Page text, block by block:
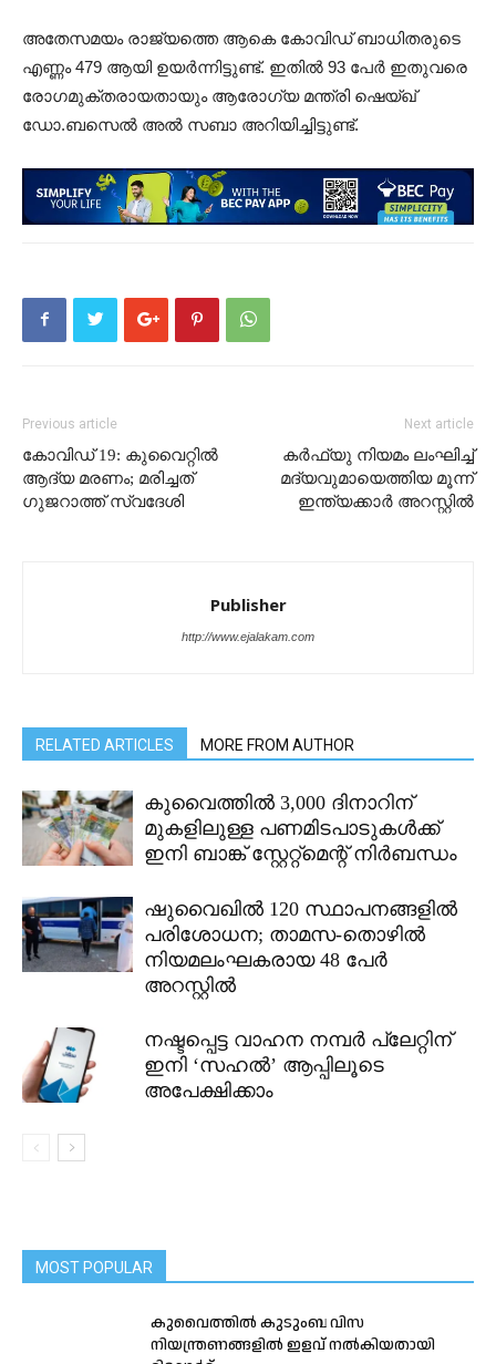
അതേസമയം രാജ്യത്തെ ആകെ കോവിഡ് ബാധിതരുടെ
എണ്ണം 479 ആയി ഉയർന്നിട്ടുണ്ട്. ഇതിൽ 93 പേർ ഇതുവരെ
രോഗമുക്തരായതായും ആരോഗ്യ മന്ത്രി ഷെയ്ഖ്
ഡോ.ബസെൽ അൽ സബാ അറിയിച്ചിട്ടുണ്ട്.
Previous article
കോവിഡ് 19: കുവൈറ്റിൽ
ആദ്യ മരണം; മരിച്ചത്
ഗുജറാത്ത് സ്വദേശി
Next article
കര്‍ഫ്യു നിയമം ലംഘിച്ച്
മദ്യവുമായെത്തിയ മൂന്ന്
ഇന്ത്യക്കാർ അറസ്റ്റിൽ
Publisher
http://www.ejalakam.com
RELATED ARTICLES MORE FROM AUTHOR
കുവൈത്തിൽ 3,000 ദിനാറിന്
മുകളിലുള്ള പണമിടപാടുകൾക്ക്
ഇനി ബാങ്ക് സ്റ്റേറ്റ്മെന്റ് നിർബന്ധം
ഷുവൈഖിൽ 120 സ്ഥാപനങ്ങളിൽ
പരിശോധന; താമസ-തൊഴിൽ
നിയമലംഘകരായ 48 പേർ
അറസ്റ്റിൽ
നഷ്ടപ്പെട്ട വാഹന നമ്പർ പ്ലേറ്റിന്
ഇനി ‘സഹൽ’ ആപ്പിലൂടെ
അപേക്ഷിക്കാം
MOST POPULAR
കുവൈത്തിൽ കുടുംബ വിസ
നിയന്ത്രണങ്ങളിൽ ഇളവ് നൽകിയതായി